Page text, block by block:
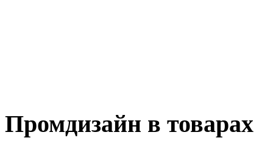
Промдизайн в товарах